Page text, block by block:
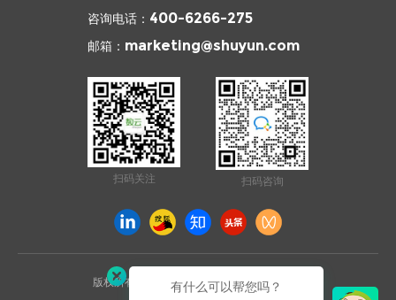
咨询电话： 400-6266-275
邮箱： marketing@shuyun.com
扫码关注 扫码咨询
版权所有 © 2026 杭州数云信息技术有限公司
有什么可以帮您吗？